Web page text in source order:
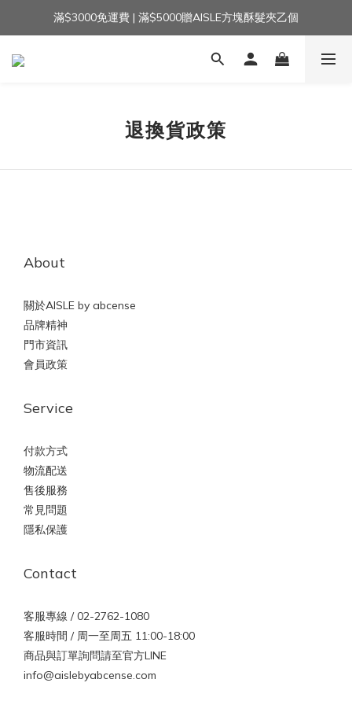
加入官方LINE｜領$100 👉
滿$3000免運費 | 滿$5000贈AISLE方塊酥髮夾乙個
加入官方LINE｜領$100 👉
退換貨政策
About
關於AISLE by abcense
品牌精神
門市資訊
會員政策
Service
付款方式
物流配送
售後服務
常見問題
隱私保護
Contact
客服專線 / 02-2762-1080
客服時間 / 周一至周五 11:00-18:00
商品與訂單詢問請至官方LINE
info@aislebyabcense.com